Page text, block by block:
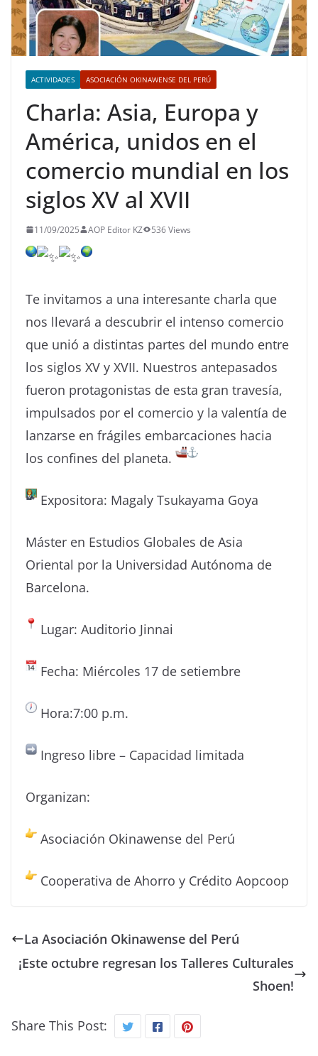
ACTIVIDADES ASOCIACIÓN OKINAWENSE DEL PERÚ
Charla: Asia, Europa y
América, unidos en el
comercio mundial en los
siglos XV al XVII
11/09/2025 AOP Editor KZ 536 Views
Te invitamos a una interesante charla que
nos llevará a descubrir el intenso comercio
que unió a distintas partes del mundo entre
los siglos XV y XVII. Nuestros antepasados
fueron protagonistas de esta gran travesía,
impulsados por el comercio y la valentía de
lanzarse en frágiles embarcaciones hacia
los confines del planeta.
Expositora: Magaly Tsukayama Goya
Máster en Estudios Globales de Asia
Oriental por la Universidad Autónoma de
Barcelona.
Lugar: Auditorio Jinnai
Fecha: Miércoles 17 de setiembre
Hora:7:00 p.m.
Ingreso libre – Capacidad limitada
Organizan:
Asociación Okinawense del Perú
Cooperativa de Ahorro y Crédito Aopcoop
La Asociación Okinawense del Perú
¡Este octubre regresan los Talleres Culturales
Shoen!
Share This Post: